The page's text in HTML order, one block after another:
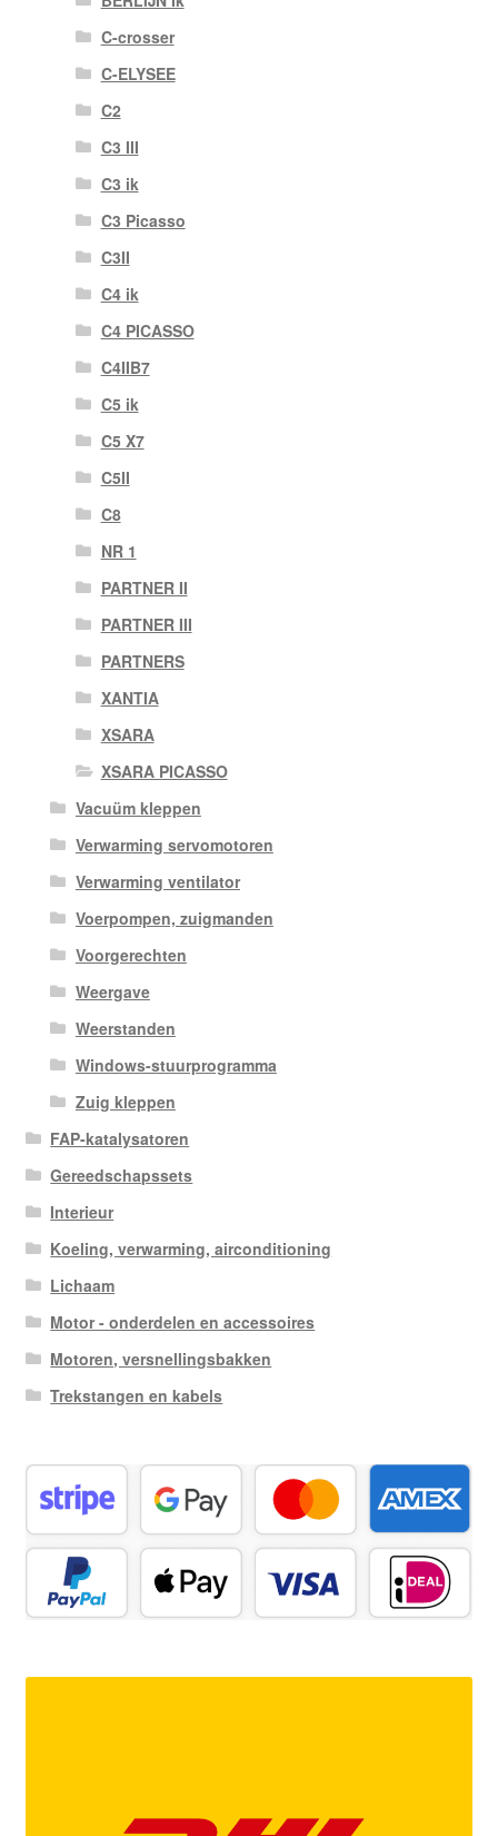
C-crosser
C-ELYSEE
C2
C3 III
C3 ik
C3 Picasso
C3II
C4 ik
C4 PICASSO
C4IIB7
C5 ik
C5 X7
C5II
C8
NR 1
PARTNER II
PARTNER III
PARTNERS
XANTIA
XSARA
XSARA PICASSO
Vacuüm kleppen
Verwarming servomotoren
Verwarming ventilator
Voerpompen, zuigmanden
Voorgerechten
Weergave
Weerstanden
Windows-stuurprogramma
Zuig kleppen
FAP-katalysatoren
Gereedschapssets
Interieur
Koeling, verwarming, airconditioning
Lichaam
Motor - onderdelen en accessoires
Motoren, versnellingsbakken
Trekstangen en kabels